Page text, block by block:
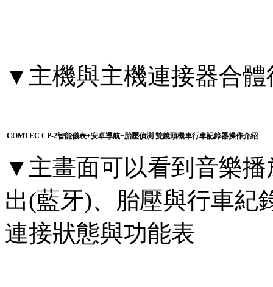
▼主機與主機連接器合體
COMTEC CP-2智能儀表+安卓導航+胎壓偵測 雙鏡頭機車行車記錄器操作介紹
▼主畫面可以看到音樂播
出(藍牙)、胎壓與行車紀
連接狀態與功能表